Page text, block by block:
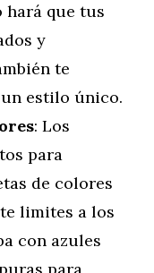
hará que tus
y
te
estilo único.
: Los
para
de colores
limites a los
con azules